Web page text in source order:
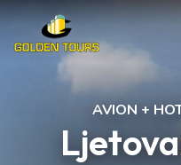
AVION +